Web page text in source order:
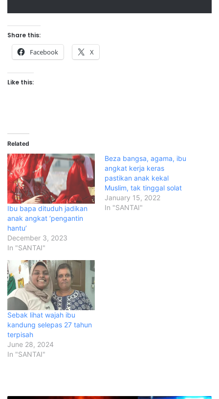
Share this:
Facebook X
Like this:
Related
Ibu bapa dituduh jadikan
anak angkat ‘pengantin
hantu’
December 3, 2023
In "SANTAI"
Beza bangsa, agama, ibu
angkat kerja keras
pastikan anak kekal
Muslim, tak tinggal solat
January 15, 2022
In "SANTAI"
Sebak lihat wajah ibu
kandung selepas 27 tahun
terpisah
June 28, 2024
In "SANTAI"